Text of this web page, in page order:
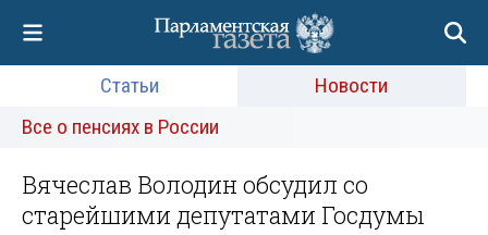
Статьи
Новости
Все о пенсиях в России
Вячеслав Володин об­судил со
старейшими депутатами Госдумы